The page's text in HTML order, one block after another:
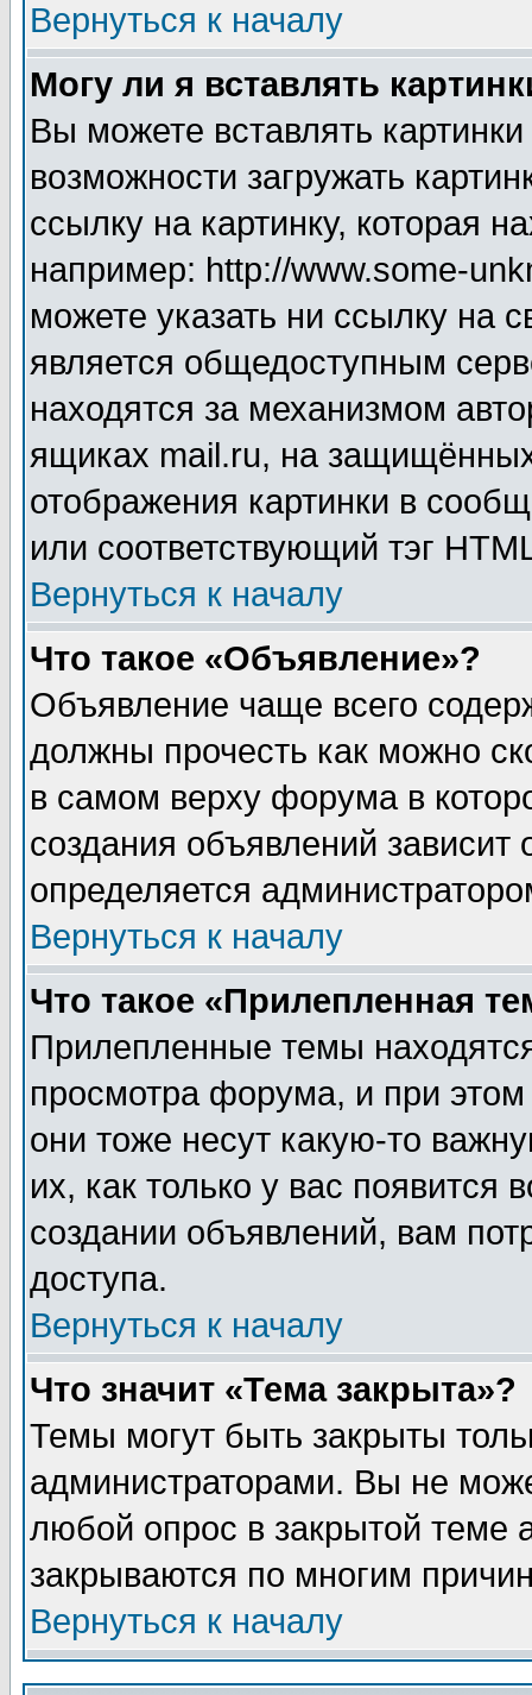
Вернуться к началу
Могу ли я вставлять
Вы можете вставлять
возможности загружать
ссылку на картинку, которая
например: http://www.some-
можете указать ни ссылку на
является общедоступным
находятся за механизмом
ящиках mail.ru, на
отображения картинки в
или соответствующий тэг
Вернуться к началу
Что такое «Объявление»?
Объявление чаще всего
должны прочесть как можно
в самом верху форума в
создания объявлений зависит
определяется
Вернуться к началу
Что такое «Прилепленная
Прилепленные темы
просмотра форума, и при
они тоже несут какую-то
их, как только у вас появится
создании объявлений, вам
доступа.
Вернуться к началу
Что значит «Тема закрыта»?
Темы могут быть закрыты
администраторами. Вы не
любой опрос в закрытой теме
закрываются по многим
Вернуться к началу